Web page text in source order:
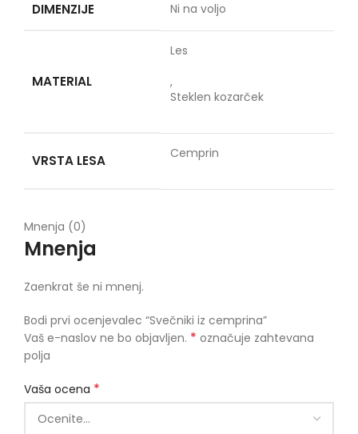
DIMENZIJE Ni na voljo
MATERIAL
Les
,
Steklen kozarček
VRSTA LESA Cemprin
Mnenja (0)
Mnenja
Zaenkrat še ni mnenj.
Bodi prvi ocenjevalec “Svečniki iz cemprina”
Vaš e-naslov ne bo objavljen. * označuje zahtevana
polja
Vaša ocena *